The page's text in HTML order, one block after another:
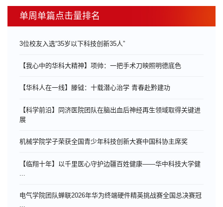
单周单篇点击量排名
3位校友入选“35岁以下科技创新35人”
【我心中的华科大精神】项帅：一把手术刀映照明德底色
【华科人在一线】滕钺：十载潜心治学 青春赴黔建功
【科学前沿】同济医院团队在脑出血后神经再生领域取得关键进
展
机械学院学子荣获全国青少年科技创新大赛中国科协主席奖
【临翔十年】以千里医心守护边疆百姓健康——华中科技大学健
电气学院团队蝉联2026年华为终端硬件精英挑战赛全国总决赛冠